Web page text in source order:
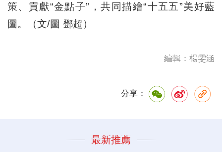
策、貢獻“金點子”，共同描繪“十五五”美好藍
圖。（文/圖 鄧超）
編輯：楊雯涵
分享：
最新推薦